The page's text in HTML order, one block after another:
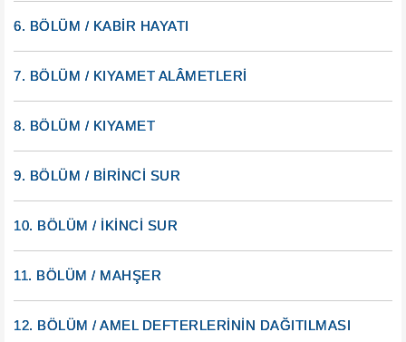
6. BÖLÜM / KABİR HAYATI
7. BÖLÜM / KIYAMET ALÂMETLERİ
8. BÖLÜM / KIYAMET
9. BÖLÜM / BİRİNCİ SUR
10. BÖLÜM / İKİNCİ SUR
11. BÖLÜM / MAHŞER
12. BÖLÜM / AMEL DEFTERLERİNİN DAĞITILMASI